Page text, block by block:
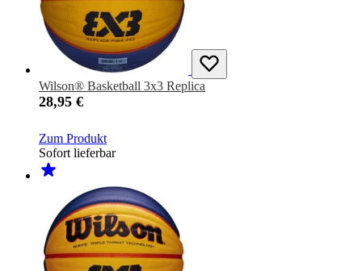
Wilson® Basketball 3x3 Replica
28,95 €
Zum Produkt
Sofort lieferbar